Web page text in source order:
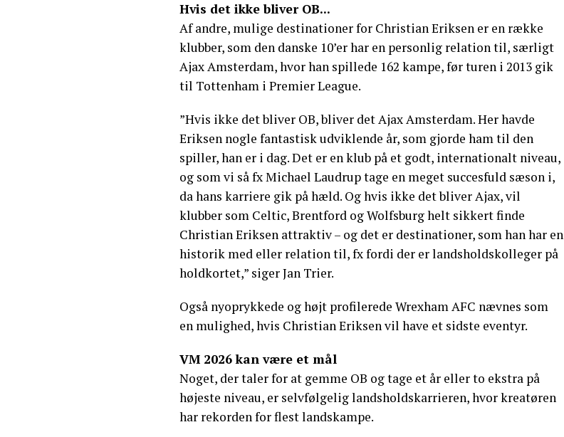
Hvis det ikke bliver OB...
Af andre, mulige destinationer for Christian Eriksen er en række
klubber, som den danske 10’er har en personlig relation til, særligt
Ajax Amsterdam, hvor han spillede 162 kampe, før turen i 2013 gik
til Tottenham i Premier League.
”Hvis ikke det bliver OB, bliver det Ajax Amsterdam. Her havde
Eriksen nogle fantastisk udviklende år, som gjorde ham til den
spiller, han er i dag. Det er en klub på et godt, internationalt niveau,
og som vi så fx Michael Laudrup tage en meget succesfuld sæson i,
da hans karriere gik på hæld. Og hvis ikke det bliver Ajax, vil
klubber som Celtic, Brentford og Wolfsburg helt sikkert finde
Christian Eriksen attraktiv – og det er destinationer, som han har en
historik med eller relation til, fx fordi der er landsholdskolleger på
holdkortet,” siger Jan Trier.
Også nyoprykkede og højt profilerede Wrexham AFC nævnes som
en mulighed, hvis Christian Eriksen vil have et sidste eventyr.
VM 2026 kan være et mål
Noget, der taler for at gemme OB og tage et år eller to ekstra på
højeste niveau, er selvfølgelig landsholdskarrieren, hvor kreatøren
har rekorden for flest landskampe.